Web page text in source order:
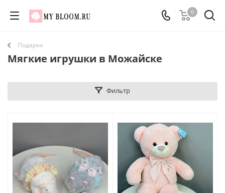
0
Подарки
Мягкие игрушки в Можайске
Фильтр